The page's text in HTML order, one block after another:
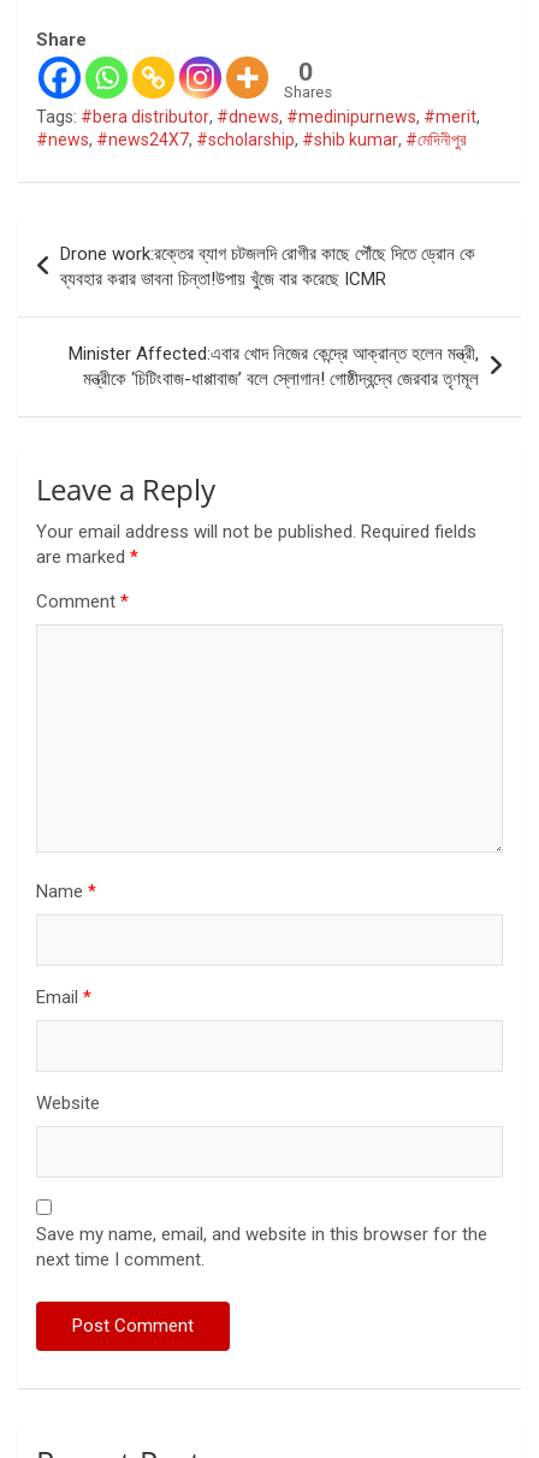
Share
0
Shares
Tags: #bera distributor, #dnews, #medinipurnews, #merit,
#news, #news24X7, #scholarship, #shib kumar, #মেদিনীপুর
Post
navigation
Drone work:রক্তের ব্যাগ চটজলদি রোগীর কাছে পৌঁছে দিতে ড্রোন কে
ব্যবহার করার ভাবনা চিন্তা!উপায় খুঁজে বার করেছে ICMR
Minister Affected:এবার খোদ নিজের কেন্দ্রে আক্রান্ত হলেন মন্ত্রী,
মন্ত্রীকে ‘চিটিংবাজ-ধাপ্পাবাজ’ বলে স্লোগান! গোষ্ঠীদ্বন্দ্বে জেরবার তৃণমূল
Leave a Reply
Your email address will not be published. Required fields
are marked *
Comment *
Name *
Email *
Website
Save my name, email, and website in this browser for the
next time I comment.